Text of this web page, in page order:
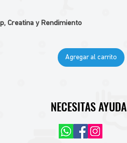
Creatina y Rendimiento
Agregar al carrito
NECESITAS AYUDA